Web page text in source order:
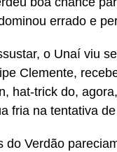
errado e
o Unaí viu
Clemente,
hat-trick do,
fria na tentativa
do Verdão